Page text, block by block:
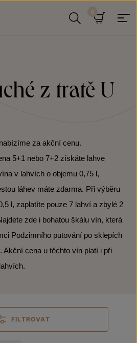
z tratě U
za akční cenu.
5+1 nebo 7+2 získáte lahve
v lahvích o objemu 0,75 l,
láhev máte zdarma. Při výběru
l, zaplatíte pouze 7 lahví a zbylé 2
zde i bohatou škálu vín, která
Podzimního putování po sklepích
Akční cena u těchto vín platí i při
FILTROVAT